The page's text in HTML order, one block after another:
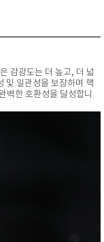
감광도는 더 높고, 더 넓
및 일관성을 보장하며 핵
벽한 호환성을 달성합니